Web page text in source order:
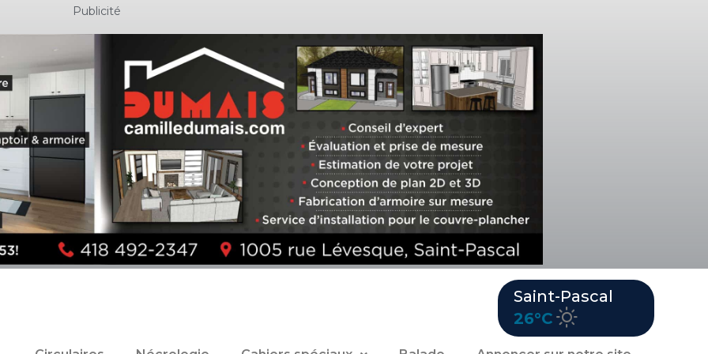
Publicité
Saint-Pascal
26°C